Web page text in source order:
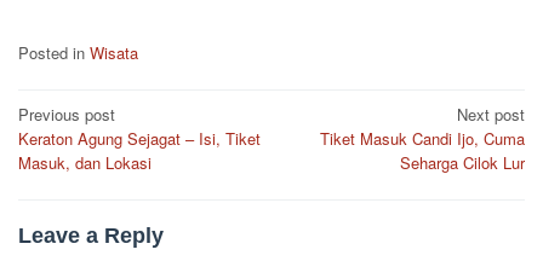
Posted in Wisata
Post
navigation
Previous post
Keraton Agung Sejagat – Isi, Tiket
Masuk, dan Lokasi
Next post
Tiket Masuk Candi Ijo, Cuma
Seharga Cilok Lur
Leave a Reply